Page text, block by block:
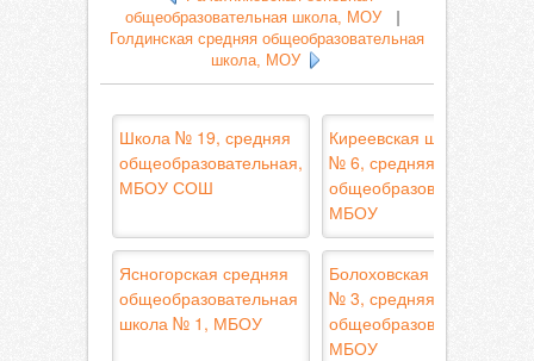
общеобразовательная школа, МОУ|
Голдинская средняя общеобразовательная
школа, МОУ
Школа № 19, средняя
общеобразовательная,
МБОУ СОШ
Киреевская школа
№ 6, средняя
общеобразовательная,
МБОУ
Ясногорская средняя
общеобразовательная
школа № 1, МБОУ
Болоховская школа
№ 3, средняя
общеобразовательная,
МБОУ